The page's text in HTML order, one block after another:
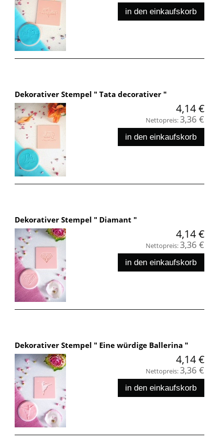
in den einkaufskorb
Dekorativer Stempel " Tata decorativer "
4,14 €
Nettopreis:3,36 €
in den einkaufskorb
Dekorativer Stempel " Diamant "
4,14 €
Nettopreis:3,36 €
in den einkaufskorb
Dekorativer Stempel " Eine würdige Ballerina "
4,14 €
Nettopreis:3,36 €
in den einkaufskorb